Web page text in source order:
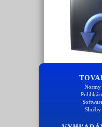
Normy
Služby